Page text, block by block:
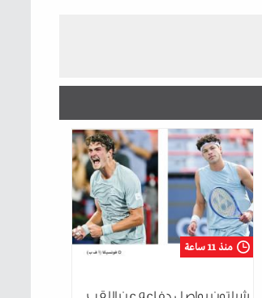
منذ 11 ساعة